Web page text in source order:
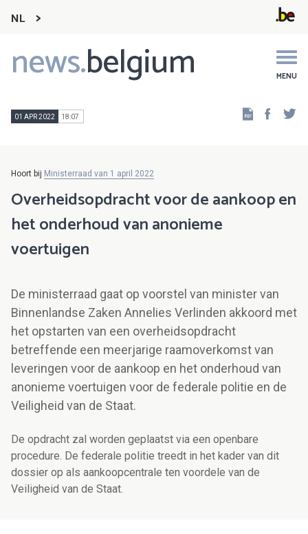
NL
news.belgium MENU
Main
navigation
01 APR 2022 18:07
Hoort bij Ministerraad van 1 april 2022
Overheidsopdracht voor de aankoop en
het onderhoud van anonieme
voertuigen
De ministerraad gaat op voorstel van minister van
Binnenlandse Zaken Annelies Verlinden akkoord met
het opstarten van een overheidsopdracht
betreffende een meerjarige raamoverkomst van
leveringen voor de aankoop en het onderhoud van
anonieme voertuigen voor de federale politie en de
Veiligheid van de Staat.
De opdracht zal worden geplaatst via een openbare
procedure. De federale politie treedt in het kader van dit
dossier op als aankoopcentrale ten voordele van de
Veiligheid van de Staat.